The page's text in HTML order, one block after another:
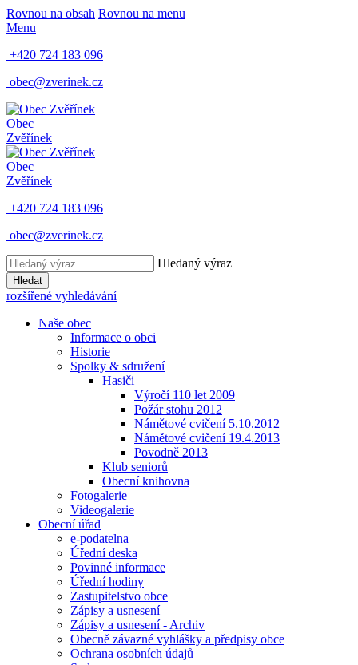
Rovnou na obsah Rovnou na menu
Menu
+420 724 183 096
obec@zverinek.cz
Obec
Zvěřínek
Obec
Zvěřínek
+420 724 183 096
obec@zverinek.cz
Hledaný výraz
Hledat
rozšířené vyhledávání
Naše obec
Informace o obci
Historie
Spolky & sdružení
Hasiči
Výročí 110 let 2009
Požár stohu 2012
Námětové cvičení 5.10.2012
Námětové cvičení 19.4.2013
Povodně 2013
Klub seniorů
Obecní knihovna
Fotogalerie
Videogalerie
Obecní úřad
e-podatelna
Úřední deska
Povinné informace
Úřední hodiny
Zastupitelstvo obce
Zápisy a usnesení
Zápisy a usnesení - Archiv
Obecně závazné vyhlášky a předpisy obce
Ochrana osobních údajů